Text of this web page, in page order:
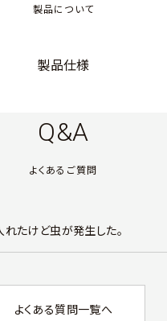
製品について
製品仕様
Q&A
よくあるご質問
たけど虫が発生した。
よくある質問一覧へ